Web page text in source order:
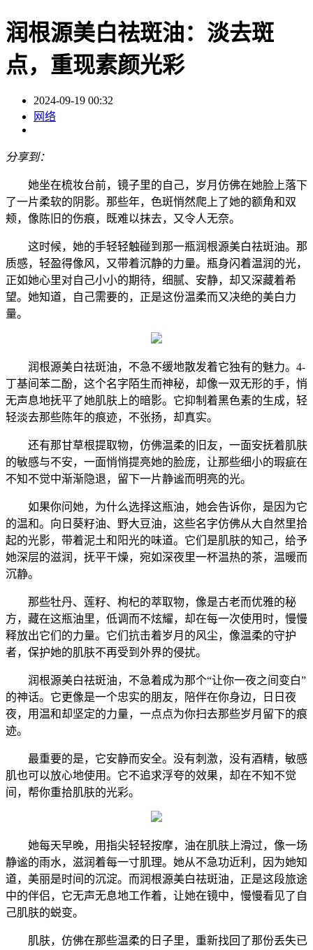
润根源美白祛斑油：淡去斑
点，重现素颜光彩
2024-09-19 00:32
网络
分享到：
她坐在梳妆台前，镜子里的自己，岁月仿佛在她脸上落下
了一片柔软的阴影。那些年，色斑悄然爬上了她的额角和双
颊，像陈旧的伤痕，既难以抹去，又令人无奈。
这时候，她的手轻轻触碰到那一瓶润根源美白祛斑油。那
质感，轻盈得像风，又带着沉静的力量。瓶身闪着温润的光，
正如她心里对自己小小的期待，细腻、安静，却又深藏着希
望。她知道，自己需要的，正是这份温柔而又决绝的美白力
量。
润根源美白祛斑油，不急不缓地散发着它独有的魅力。4-
丁基间苯二酚，这个名字陌生而神秘，却像一双无形的手，悄
无声息地抚平了她肌肤上的暗影。它抑制着黑色素的生成，轻
轻淡去那些陈年的痕迹，不张扬，却真实。
还有那甘草根提取物，仿佛温柔的旧友，一面安抚着肌肤
的敏感与不安，一面悄悄提亮她的脸庞，让那些细小的瑕疵在
不知不觉中渐渐隐退，留下一片静谧而明亮的光。
如果你问她，为什么选择这瓶油，她会告诉你，是因为它
的温和。向日葵籽油、野大豆油，这些名字仿佛从大自然里拾
起的光影，带着泥土和阳光的味道。它们是肌肤的知己，给予
她深层的滋润，抚平干燥，宛如深夜里一杯温热的茶，温暖而
沉静。
那些牡丹、莲籽、枸杞的萃取物，像是古老而优雅的秘
方，藏在这瓶油里，低调而不炫耀，却在每一次使用时，慢慢
释放出它们的力量。它们抗击着岁月的风尘，像温柔的守护
者，保护她的肌肤不再受到外界的侵扰。
润根源美白祛斑油，不急着成为那个“让你一夜之间变白”
的神话。它更像是一个忠实的朋友，陪伴在你身边，日日夜
夜，用温和却坚定的力量，一点点为你扫去那些岁月留下的痕
迹。
最重要的是，它安静而安全。没有刺激，没有酒精，敏感
肌也可以放心地使用。它不追求浮夸的效果，却在不知不觉
间，帮你重拾肌肤的光彩。
她每天早晚，用指尖轻轻按摩，油在肌肤上滑过，像一场
静谧的雨水，滋润着每一寸肌理。她从不急功近利，因为她知
道，美丽是时间的沉淀。而润根源美白祛斑油，正是这段旅途
中的伴侣，它无声无息地工作着，让她在镜中，慢慢看见了自
己肌肤的蜕变。
肌肤，仿佛在那些温柔的日子里，重新找回了那份丢失已